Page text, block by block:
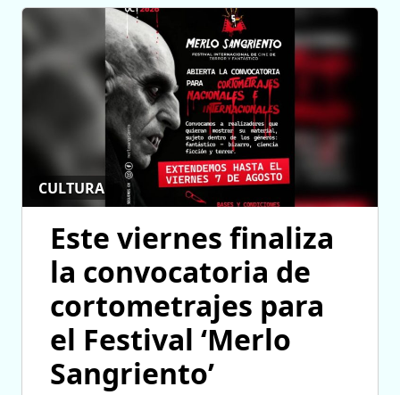
CULTURA
Este viernes finaliza
la convocatoria de
cortometrajes para
el Festival ‘Merlo
Sangriento’